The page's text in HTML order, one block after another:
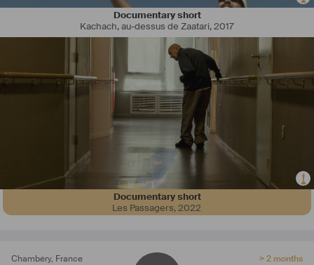
Documentary short
Kachach, au-dessus de Zaatari,2017
Documentary short
Les Passagers,2022
Chambéry, France > 2 months